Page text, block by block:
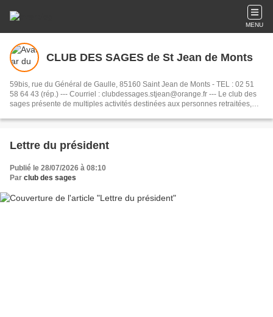
MENU
CLUB DES SAGES de St Jean de Monts
59bis, rue du Général de Gaulle, 85160 Saint Jean de Monts - TEL : 02 51
58 64 43 (rép.) --- Courriel : clubdessages.stjean@orange.fr --- Le club des
sages présente de multiples activités destinées aux personnes retraitées,
passant par des repas dansants. (Adhésion : 20€/an)
Lettre du président
Publié le 28/07/2026 à 08:10
Par club des sages